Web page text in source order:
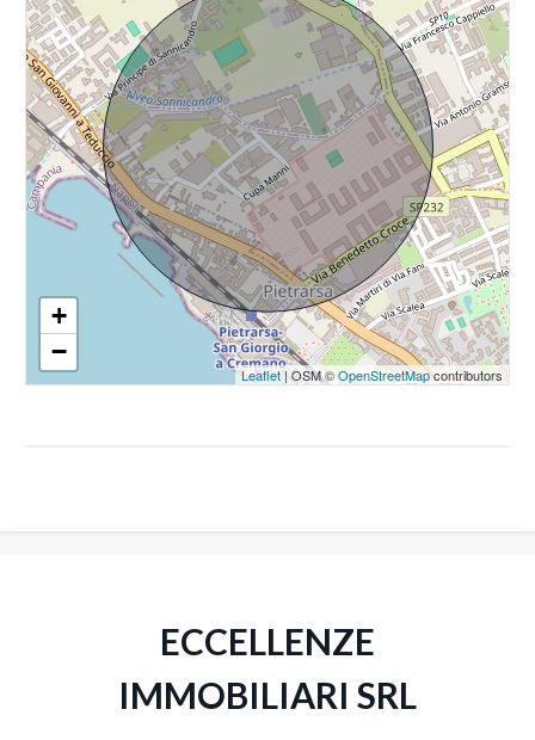
+
−
Leaflet| OSM ©OpenStreetMapcontributors
ECCELLENZE
IMMOBILIARI SRL
4
5
5+
minime
Qualsiasi